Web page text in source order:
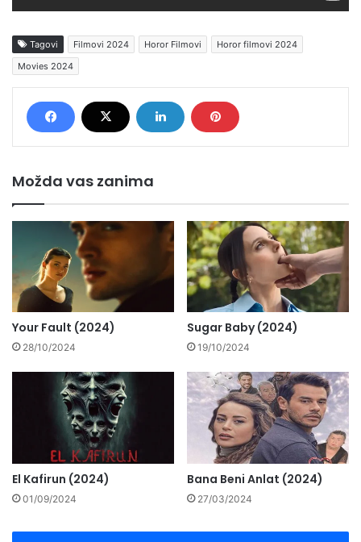
Tagovi Filmovi 2024 Horor Filmovi
Horor filmovi 2024
Movies 2024
Možda vas zanima
Your Fault (2024)
28/10/2024
Sugar Baby (2024)
19/10/2024
El Kafirun (2024)
01/09/2024
Bana Beni Anlat (2024)
27/03/2024